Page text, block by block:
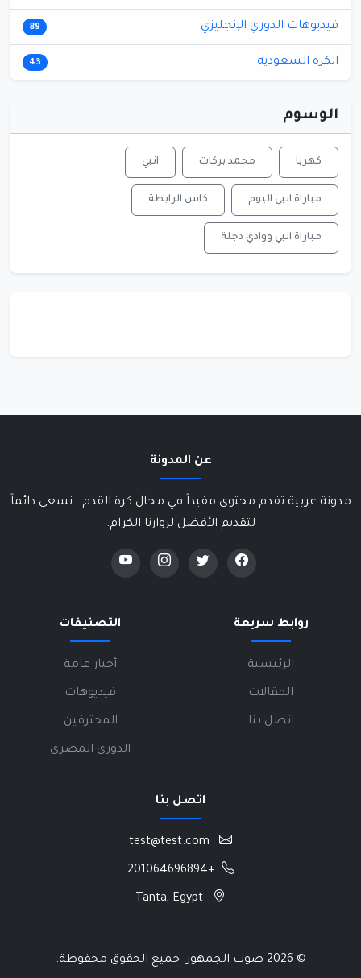
فيديوهات الدوري الإنجليزي 89
الكرة السعودية 43
الوسوم
كهربا محمد بركات انبي
مباراة انبي اليوم كاس الرابطة
مباراة انبي ووادي دجلة
عن المدونة
مدونة عربية تقدم محتوى مفيداً في مجال كرة القدم . نسعى دائماً
لتقديم الأفضل لزوارنا الكرام.
روابط سريعة
الرئيسية
المقالات
اتصل بنا
التصنيفات
أخبار عامة
فيديوهات
المحترفين
الدوري المصري
اتصل بنا
+201064696894
© 2026 صوت الجمهور. جميع الحقوق محفوظة.